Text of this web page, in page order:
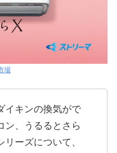
場
イキンの換気がで
ン、うるるとさら
リーズについて、